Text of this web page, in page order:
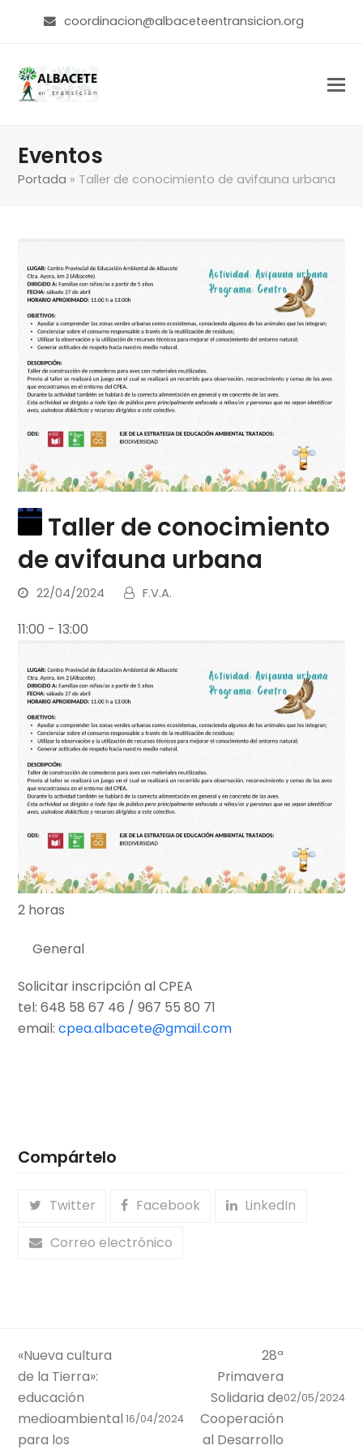
coordinacion@albaceteentransicion.org
Eventos
Portada » Taller de conocimiento de avifauna urbana
Taller de conocimiento
de avifauna urbana
22/04/2024 F.V.A.
11:00 -13:00
2 horas
General
Solicitar inscripción al CPEA
tel: 648 58 67 46 / 967 55 80 71
email: cpea.albacete@gmail.com
Compártelo
Twitter Facebook
LinkedIn
Correo electrónico
«Nueva cultura
de la Tierra»:
educación
medioambiental
para los
16/04/2024
28ª
Primavera
Solidaria de
Cooperación
al Desarrollo
02/05/2024